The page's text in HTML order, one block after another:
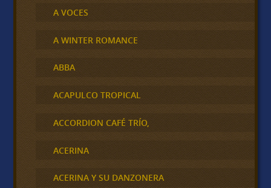
A VOCES
A WINTER ROMANCE
ABBA
ACAPULCO TROPICAL
ACCORDION CAFÉ TRÍO,
ACERINA
ACERINA Y SU DANZONERA